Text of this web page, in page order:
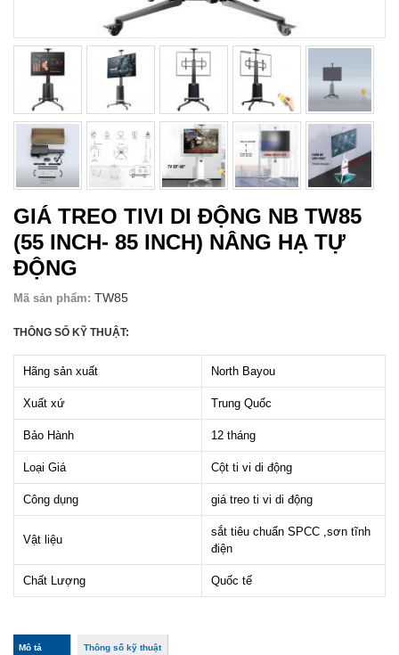
GIÁ TREO TIVI DI ĐỘNG NB TW85
(55 INCH- 85 INCH) NÂNG HẠ TỰ
ĐỘNG
Mã sản phẩm: TW85
THÔNG SỐ KỸ THUẬT:
Hãng sản xuất North Bayou
Xuất xứ Trung Quốc
Bảo Hành 12 tháng
Loại Giá Cột ti vi di động
Công dụng giá treo ti vi di động
Vật liệu
sắt tiêu chuẩn SPCC ,sơn tĩnh
điện
Chất Lượng Quốc tế
col_horizontal
Mô tả Thông số kỹ thuật